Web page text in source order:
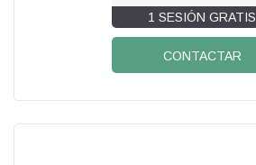
1 SESIÓN GRATIS
CONTACTAR